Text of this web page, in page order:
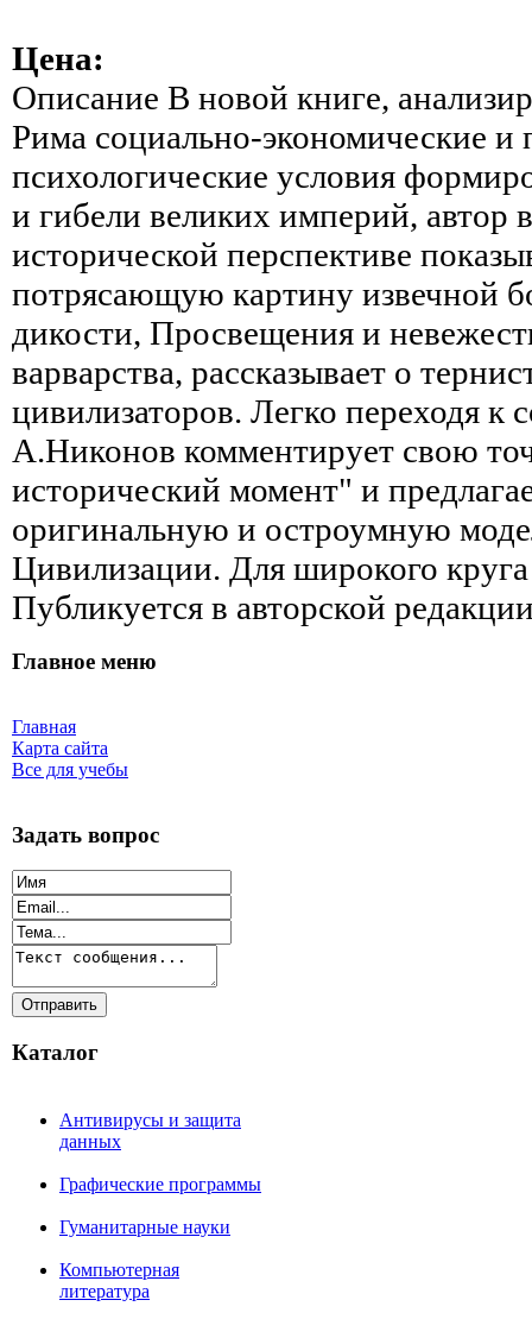
Цена:
Описание В новой книге,
Рима социально-экономические и
психологические условия
и гибели великих империй,
исторической перспективе
потрясающую картину извечной
дикости, Просвещения и
варварства, рассказывает о
цивилизаторов. Легко переходя к
А.Никонов комментирует свою
исторический момент" и
оригинальную и остроумную
Цивилизации. Для широкого круга
Публикуется в авторской
Главное меню
Главная
Карта сайта
Все для учебы
Задать вопрос
Каталог
Антивирусы и защита
данных
Графические программы
Гуманитарные науки
Компьютерная
литература